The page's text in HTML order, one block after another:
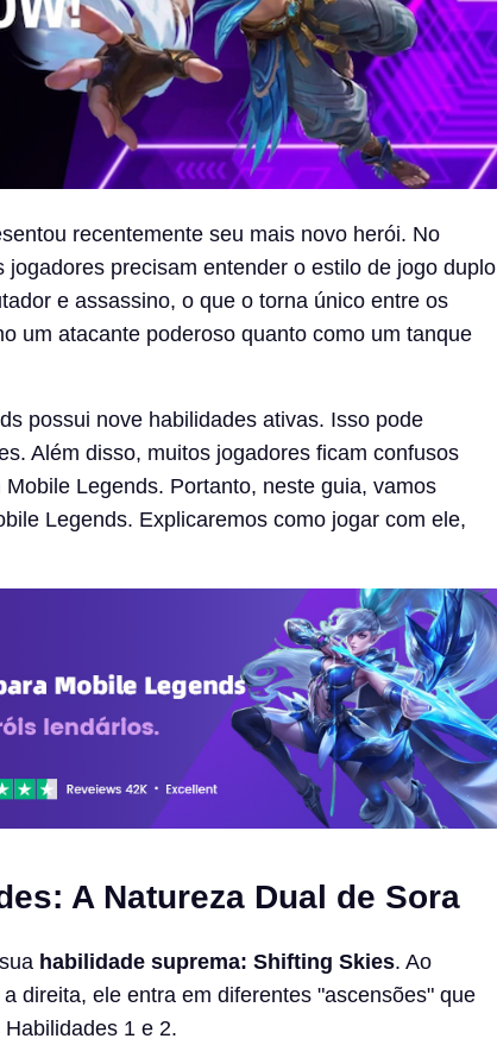
recentemente seu mais novo herói. No
precisam entender o estilo de jogo duplo
e assassino, o que o torna único entre os
um atacante poderoso quanto como um tanque
possui nove habilidades ativas. Isso pode
Além disso, muitos jogadores ficam confusos
Legends. Portanto, neste guia, vamos
Legends. Explicaremos como jogar com ele,
A Natureza Dual de Sora
habilidade suprema: Shifting Skies. Ao
direita, ele entra em diferentes "ascensões" que
1 e 2.